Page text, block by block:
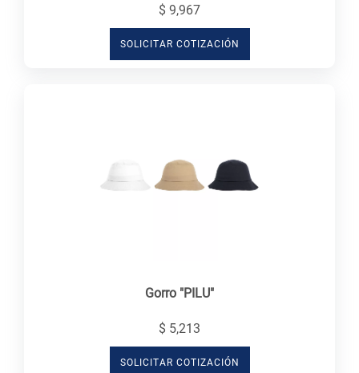
$ 9,967
SOLICITAR COTIZACIÓN
Gorro "PILU"
$ 5,213
SOLICITAR COTIZACIÓN